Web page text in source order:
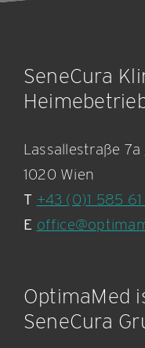
SeneCura
Lassallestraße
1020 Wien
T +43 (0)1 585
E
OptimaMed
SeneCura